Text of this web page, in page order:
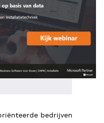
bedrijven